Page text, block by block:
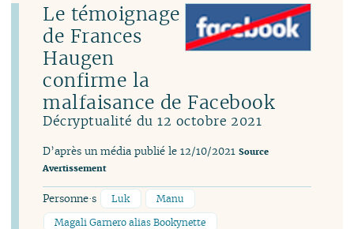
Le témoignage
de Frances
Haugen
confirme la
malfaisance de Facebook
Décryptualité du 12 octobre 2021
D’après un média publié le 12/10/2021 Source
Avertissement
Personne·s Luk
Manu
Magali Garnero alias Bookynette